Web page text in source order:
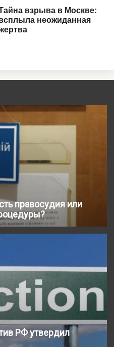
правосудия или
РФ утвердил